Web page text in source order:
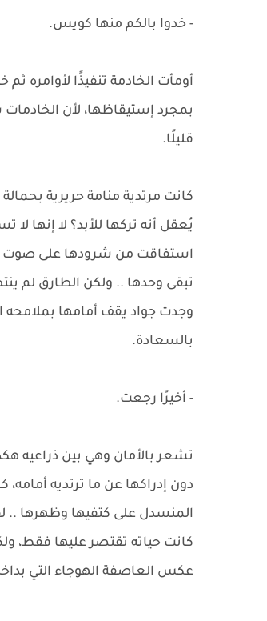
- خدوا بالكم منها كويس.
أومأت الخادمة تنفيذًا لأوامره
بمجرد إستيقاظها، لأن
قليلًا.
كانت مرتدية منامة حريرية
يُعقل أنه تركها للأبد؟ لا
استفاقت من شرودها على صوت
تبقى وحدها .. ولكن الطارق لم
وجدت جواد يقف أمامها بملامحه
بالسعادة.
- أخيرًا رجعت.
تشعر بالأمان وهي بين ذراعيه
دون إدراكها عن ما ترتديه
المنسدل على كتفيها وظهرها ..
كانت حياته تقتصر عليها فقط،
عكس العاصفة الهوجاء التي